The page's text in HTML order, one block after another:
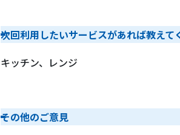
次回利用したいサービスがあれば教えて
キッチン、レンジ
その他のご意見